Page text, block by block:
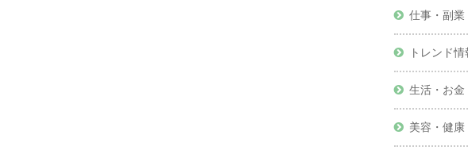
仕事・副業
トレンド情
生活・お金
美容・健康